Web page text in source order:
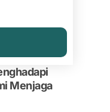
Menjaga